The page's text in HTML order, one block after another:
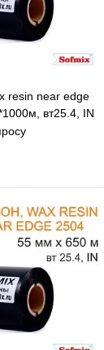
resin near edge
вт25.4, IN
В избранное
К сравнению
Под заказ